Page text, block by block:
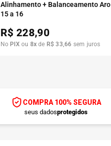
Alinhamento + Balanceamento Aro
15 a 16
R$ 228,90
No PIX ou 8x de R$ 33,66 sem juros
COMPRA 100% SEGURA
seus dadosprotegidos